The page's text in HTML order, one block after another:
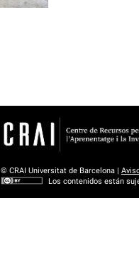
© CRAI Universitat de Barcelona |
Los contenidos están